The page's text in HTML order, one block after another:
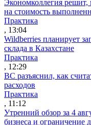
Экономколлегия
на стоимость
Практика
, 13:04
Wildberries планирует
склада в Казахстане
Практика
, 12:29
ВС разъяснил, как
расходов
Практика
, 11:12
Утренний обзор за 4
бизнеса и ограничение